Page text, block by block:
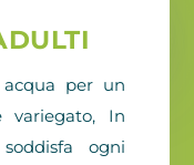
per un
variegato, In
ogni